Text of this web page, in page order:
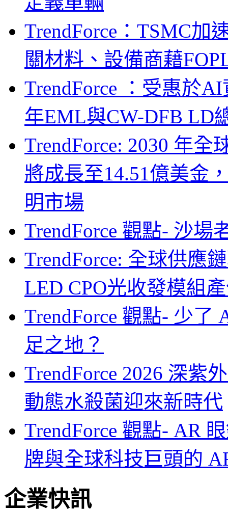
TrendForce：TSMC加
關材料、設備商藉
TrendForce ：受惠於
年EML與CW-DFB LD
TrendForce: 2030 年
將成長至14.51億美金
明市場
TrendForce 觀點- 沙場
TrendForce: 全球供應
LED CPO光收發模組
TrendForce 觀點- 少
足之地？
TrendForce 2026 深紫
動態水殺菌迎來新時代
TrendForce 觀點- AR
牌與全球科技巨頭的
企業快訊